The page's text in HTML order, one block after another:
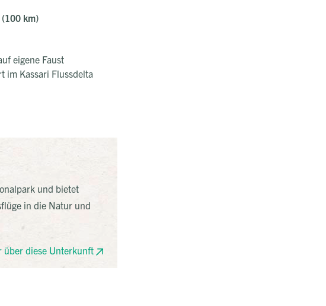
km)
eigene Faust
im Kassari Flussdelta
und bietet
in die Natur und
über diese Unterkunft